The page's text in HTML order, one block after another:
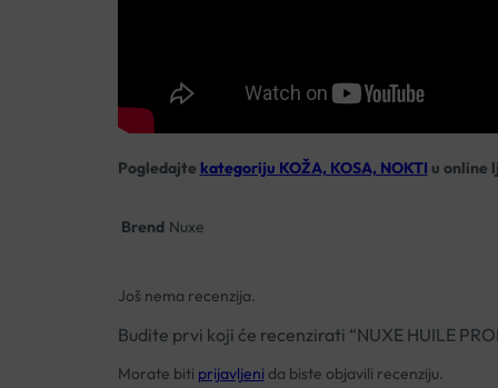
Pogledajte kategoriju KOŽA, KOSA, NOKTI u online
Brend Nuxe
Još nema recenzija.
Budite prvi koji će recenzirati “NUXE HUILE
Morate biti prijavljeni da biste objavili recenziju.